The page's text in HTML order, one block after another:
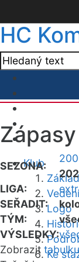
HC
Klub
Logo
Ke
SEZONA:
LIGA:
SEŘADIT:
TÝM:
VÝSLEDKY:
Zobrazit tabulku